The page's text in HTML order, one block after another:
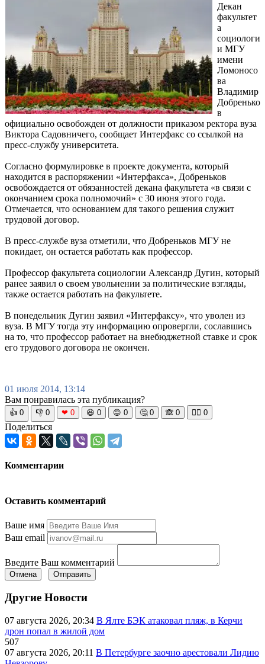
Декан
факультет
а
социологи
и МГУ
имени
Ломоносо
ва
Владимир
Добренько
в
официально освобожден от должности приказом ректора вуза
Виктора Садовничего, сообщает Интерфакс со ссылкой на
пресс-службу университета.
Согласно формулировке в проекте документа, который
находится в распоряжении «Интерфакса», Добреньков
освобождается от обязанностей декана факультета «в связи с
окончанием срока полномочий» с 30 июня этого года.
Отмечается, что основанием для такого решения служит
трудовой договор.
В пресс-службе вуза отметили, что Добреньков МГУ не
покидает, он остается работать как профессор.
Профессор факультета социологии Александр Дугин, который
ранее заявил о своем увольнении за политические взгляды,
также остается работать на факультете.
В понедельник Дугин заявил «Интерфаксу», что уволен из
вуза. В МГУ тогда эту информацию опровергли, сославшись
на то, что профессор работает на внебюджетной ставке и срок
его трудового договора не окончен.
01 июля 2014, 13:14
Вам понравилась эта публикация?
👍 0 👎 0 ❤ 0 😆 0 😡 0 🤔 0 🙈 0 🧘‍♀️ 0
Поделиться
Комментарии
Оставить комментарий
Ваше имя
Ваш email
Введите Ваш комментарий
Отмена Отправить
Другие Новости
07 августа 2026, 20:34 В Ялте БЭК атаковал пляж, в Керчи
дрон попал в жилой дом
507
07 августа 2026, 20:11 В Петербурге заочно арестовали Лидию